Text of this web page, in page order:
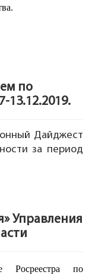
по
13.12.2019.
Дайджест
за период
Управления
Росреестра по